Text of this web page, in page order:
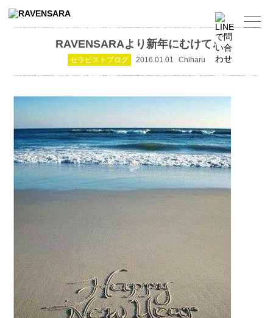
RAVENSARAより新年にむけて♪
セラピストブログ 2016.01.01 Chiharu